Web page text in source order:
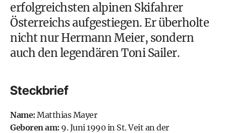
erfolgreichsten alpinen Skifahrer
Österreichs aufgestiegen. Er überholte
nicht nur Hermann Meier, sondern
auch den legendären Toni Sailer.
Steckbrief
Name: Matthias Mayer
Geboren am: 9. Juni 1990 in St. Veit an der